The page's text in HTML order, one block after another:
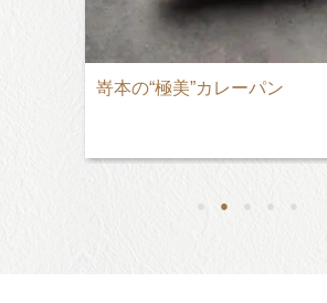
嵜本の“極美”カレーパン
● ● ● ● ●